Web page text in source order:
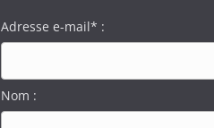
Adresse e-mail* :
Nom :